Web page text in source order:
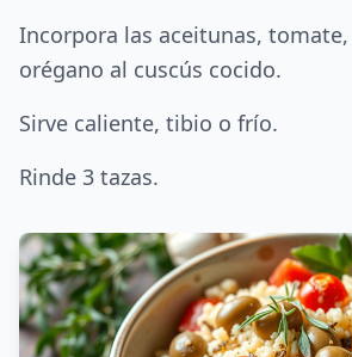
Incorpora las aceitunas,
orégano al cuscús cocido.
Sirve caliente, tibio o frío.
Rinde 3 tazas.